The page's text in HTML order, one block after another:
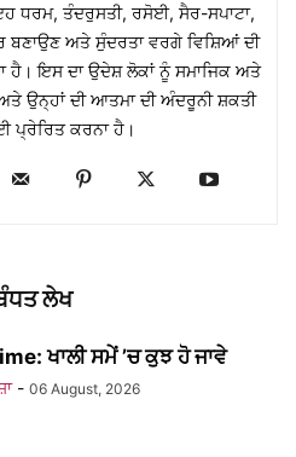
ਧਰਮ, ਤੰਦਰੁਸਤੀ, ਰਸੋਈ, ਸੈਰ-ਸਪਾਟਾ,
ਅਤੇ ਸੁੰਦਰਤਾ ਵਰਗੇ ਵਿਸ਼ਿਆਂ ਦੀ
ਹੈ। ਇਸ ਦਾ ਉਦੇਸ਼ ਲੋਕਾਂ ਨੂੰ ਸਮਾਜਿਕ ਅਤੇ
ਉਨ੍ਹਾਂ ਦੀ ਆਤਮਾ ਦੀ ਅੰਦਰੂਨੀ ਸ਼ਕਤੀ
ਪ੍ਰੇਰਿਤ ਕਰਨਾ ਹੈ।
ਲੇਖ
ਖਾਲੀ ਸਮੇਂ ’ਚ ਕੁਝ ਹੋ ਜਾਵੇ
- 06 August, 2026